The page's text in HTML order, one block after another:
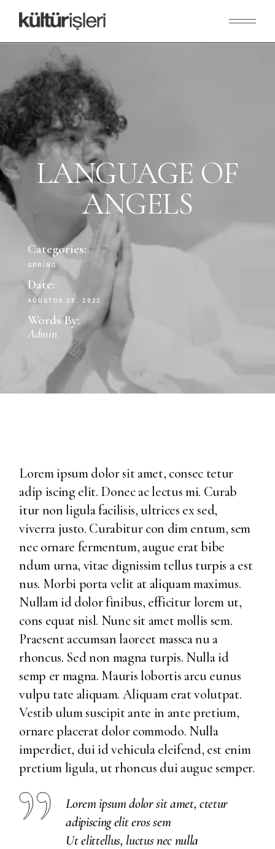
LANGUAGE OF
ANGELS
Categories:
SPRING
Date:
AĞUSTOS 25, 2022
Words By:
Admin
Lorem ipsum dolor sit amet, consec tetur
adip iscing elit. Donec ac lectus mi. Curab
itur non ligula facilisis, ultrices ex sed,
viverra justo. Curabitur con dim entum, sem
nec ornare fermentum, augue erat bibe
ndum urna, vitae dignissim tellus turpis a est
nus. Morbi porta velit at aliquam maximus.
Nullam id dolor finibus, efficitur lorem ut,
cons equat nisl. Nunc sit amet mollis sem.
Praesent accumsan laoreet massca nu a
rhoncus. Sed non magna turpis. Nulla id
semp er magna. Mauris lobortis arcu eunus
vulpu tate aliquam. Aliquam erat volutpat.
Vestib ulum suscipit ante in ante pretium,
ornare placerat dolor commodo. Nulla
imperdiet, dui id vehicula eleifend, est enim
pretium ligula, ut rhoncus dui augue semper.
Lorem ipsum dolor sit amet, ctetur
adipiscing elit eros sem
Ut elittellus, luctus nec nulla